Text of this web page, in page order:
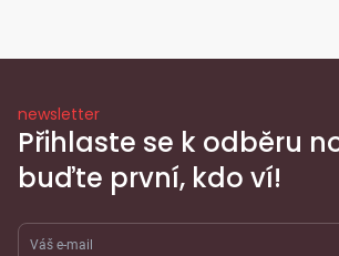
newsletter
Přihlaste se k odběru
buďte první, kdo ví!